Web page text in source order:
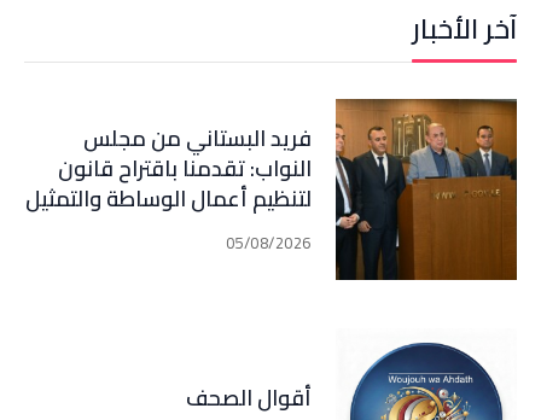
آخر الأخبار
فريد البستاني من مجلس
النواب: تقدمنا باقتراح قانون
لتنظيم أعمال الوساطة والتمثيل
في مجال التأمين الذي اصبح في
مرحلة النقاش الرسمي
05/08/2026
أقوال الصحف